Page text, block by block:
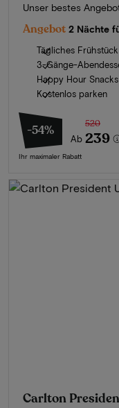
Unser bestes
Angebot 2 Nächte
Tägliches Frühstück
3-Gänge-
Happy Hour Snacks
Kostenlos parken
-54%
Ab
520
239
Ihr maximaler Rabatt
Carlton